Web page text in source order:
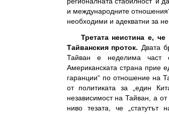
и международните
необходими и адекватни за
Третата неистина е,
Тайванския проток. Двата
Тайван е неделима част
Американската страна прие
гаранции“ по отношение на
от политиката за „един
независимост на Тайван, а
ниво тезата, че